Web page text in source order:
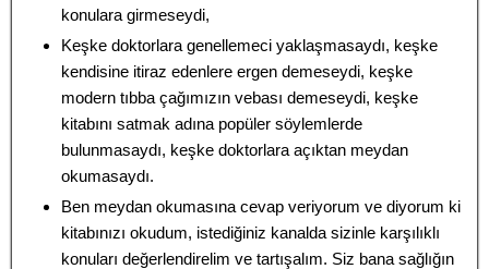
konulara girmeseydi,
Keşke doktorlara genellemeci yaklaşmasaydı, keşke
kendisine itiraz edenlere ergen demeseydi, keşke
modern tıbba çağımızın vebası demeseydi, keşke
kitabını satmak adına popüler söylemlerde
bulunmasaydı, keşke doktorlara açıktan meydan
okumasaydı.
Ben meydan okumasına cevap veriyorum ve diyorum ki
kitabınızı okudum, istediğiniz kanalda sizinle karşılıklı
konuları değerlendirelim ve tartışalım. Siz bana sağlığın